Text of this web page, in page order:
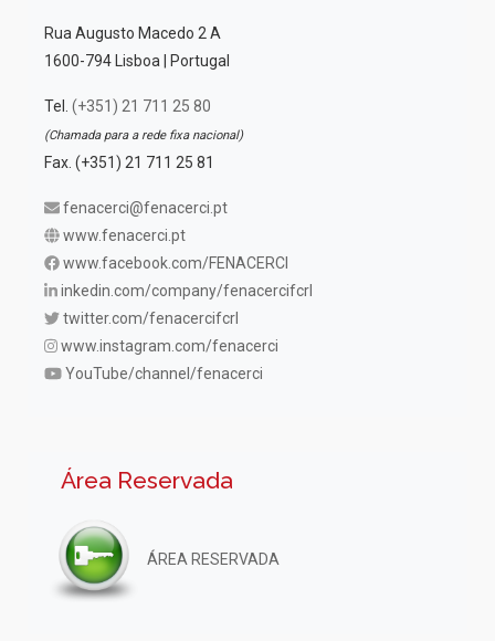
Rua Augusto Macedo 2 A
1600-794 Lisboa | Portugal
Tel. (+351) 21 711 25 80
(Chamada para a rede fixa nacional)
Fax. (+351) 21 711 25 81
fenacerci@fenacerci.pt
www.fenacerci.pt
www.facebook.com/FENACERCI
inkedin.com/company/fenacercifcrl
twitter.com/fenacercifcrl
www.instagram.com/fenacerci
YouTube/channel/fenacerci
Área Reservada
ÁREA RESERVADA